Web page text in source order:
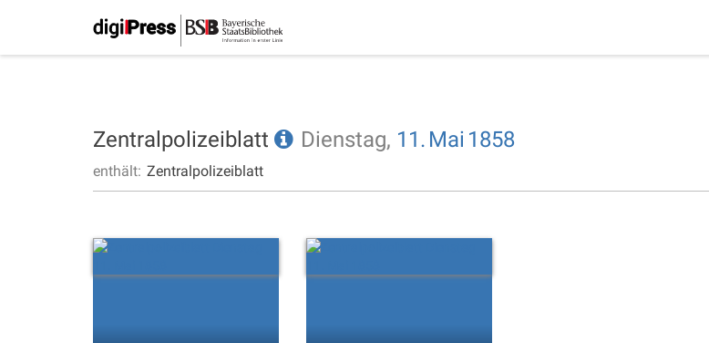
Zentralpolizeiblatt Dienstag, 11. Mai 1858
enthält: Zentralpolizeiblatt